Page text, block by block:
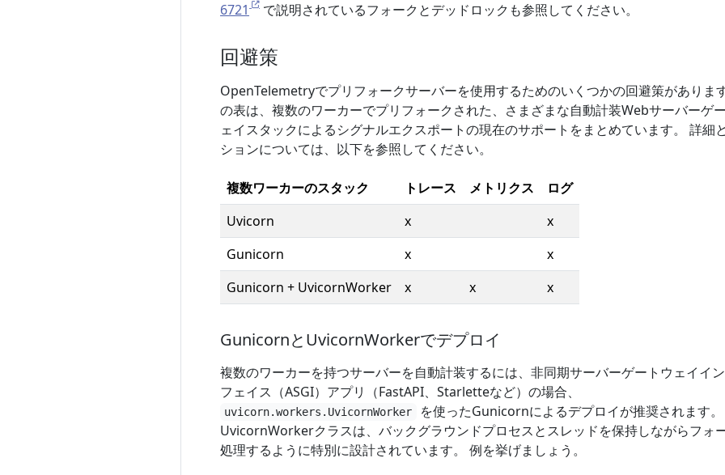
6721
で説明されているフォークとデッドロックも参照してください。
回避策
OpenTelemetryでプリフォークサーバーを使用するためのいくつかの回避策がありま
の表は、複数のワーカーでプリフォークされた、さまざまな自動計装Webサーバーゲ
ェイスタックによるシグナルエクスポートの現在のサポートをまとめています。 詳細
ションについては、以下を参照してください。
複数ワーカーのスタック トレース メトリクス
ログ
Uvicorn
x
x
Gunicorn
x
x
Gunicorn + UvicornWorker
x x x
GunicornとUvicornWorkerでデプロイ
複数のワーカーを持つサーバーを自動計装するには、非同期サーバーゲートウェイイ
フェイス（ASGI）アプリ（FastAPI、Starletteなど）の場合、
uvicorn.workers.UvicornWorker
を使ったGunicornによるデプロイが推奨されます。
UvicornWorkerクラスは、バックグラウンドプロセスとスレッドを保持しながらフォ
処理するように特別に設計されています。 例を挙げましょう。